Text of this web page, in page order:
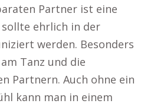
Partner ist eine
ehrlich in der
werden. Besonders
Tanz und die
Partnern. Auch ohne ein
kann man in einem